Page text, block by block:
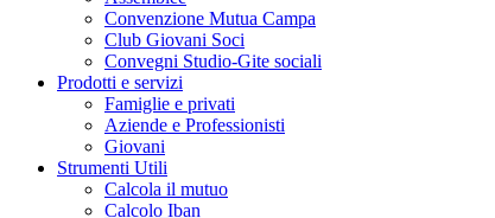
Convenzione Mutua Campa
Club Giovani Soci
Convegni Studio-Gite sociali
Prodotti e servizi
Famiglie e privati
Aziende e Professionisti
Giovani
Strumenti Utili
Calcola il mutuo
Calcolo Iban